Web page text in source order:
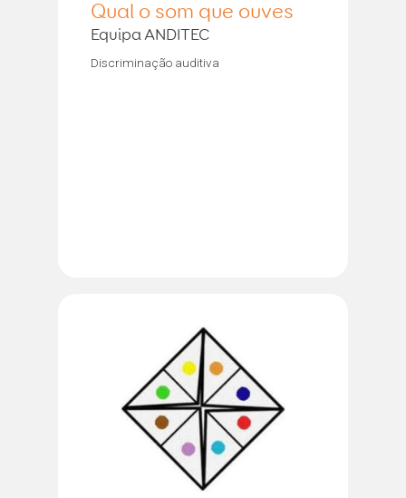
Qual o som que ouves
Equipa ANDITEC
Discriminação auditiva